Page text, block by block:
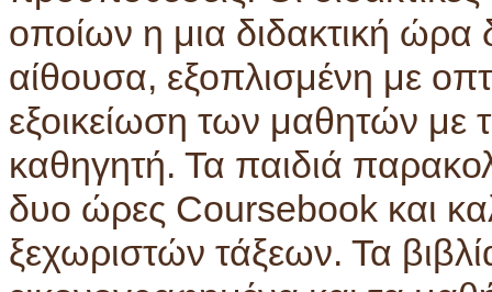
οποίων η μια διδακτική ώρα
αίθουσα, εξοπλισμένη με
εξοικείωση των μαθητών με
καθηγητή. Τα παιδιά
δυο ώρες Coursebook και
ξεχωριστών τάξεων. Τα